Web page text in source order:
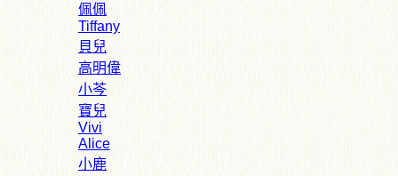
佩佩
Tiffany
貝兒
高明偉
小芩
寶兒
Vivi
Alice
小鹿